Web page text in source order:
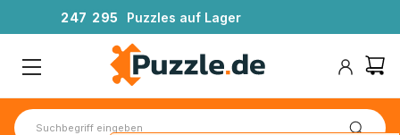
247 295 Puzzles auf Lager